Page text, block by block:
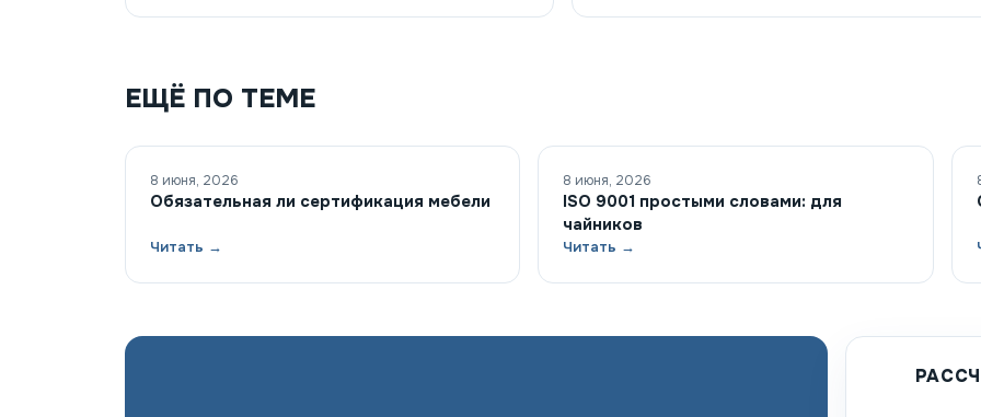
ЕЩЁ ПО ТЕМЕ
8 июня, 2026
Обязательная ли сертификация мебели
Читать →
8 июня, 2026
ISO 9001 простыми словами: для
чайников
Читать →